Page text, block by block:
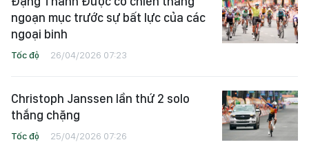
ngoạn mục trước sự bất lực của các
ngoại binh
Tốc độ 26/04/2026 07:23
Christoph Janssen lần thứ 2 solo
thắng chặng
Tốc độ 25/04/2026 07:26